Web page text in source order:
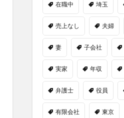
在職中 埼玉
売上なし 夫婦
妻 子会社
実家 年収
弁護士 役員
有限会社 東京